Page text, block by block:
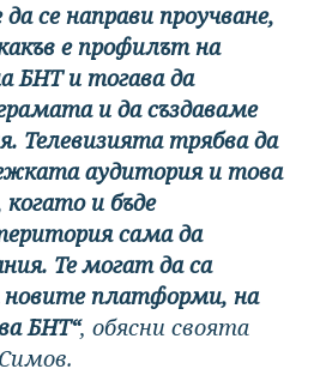
се направи проучване,
е профилът на
БНТ и тогава да
и да създаваме
Телевизията трябва да
аудитория и това
и бъде
сама да
Те могат да са
новите платформи, на
БНТ“, обясни своята